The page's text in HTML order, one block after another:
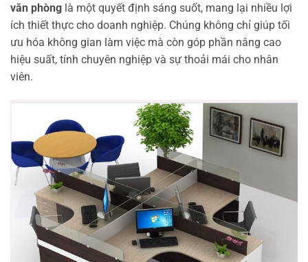
văn phòng là một quyết định sáng suốt, mang lại nhiều lợi
ích thiết thực cho doanh nghiệp. Chúng không chỉ giúp tối
ưu hóa không gian làm việc mà còn góp phần nâng cao
hiệu suất, tính chuyên nghiệp và sự thoải mái cho nhân
viên.